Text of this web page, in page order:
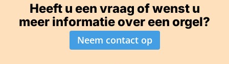
Heeft u een vraag of wenst u
meer informatie over een orgel?
Neem contact op